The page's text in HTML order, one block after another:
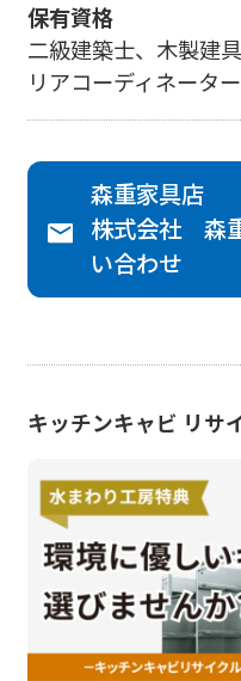
保有資格
二級建築士、木製建
リアコーディネーター
森重家具店
株式会社 森
い合わせ
キッチンキャビ リサ